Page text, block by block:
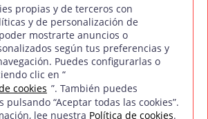
Sociales
propias y de terceros con
y de personalización de
mostrarte anuncios o
según tus preferencias y
Puedes configurarlas o
clic en “
cookies ”. También puedes
pulsando “Aceptar todas las cookies”.
lee nuestra Política de cookies.